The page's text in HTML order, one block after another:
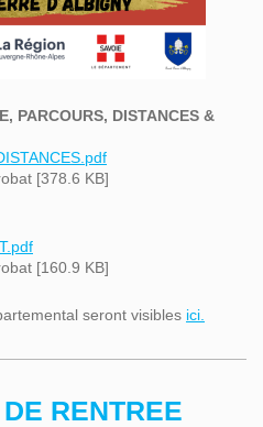
PARCOURS, DISTANCES &
[378.6 KB]
[160.9 KB]
seront visibles ici.
RENTREE